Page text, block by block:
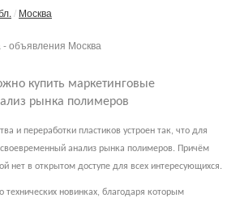
Москва
- объявления Москва
купить маркетинговые
рынка полимеров
и переработки пластиков устроен так, что для
своевременный анализ рынка полимеров. Причём
нет в открытом доступе для всех интересующихся.
технических новинках, благодаря которым